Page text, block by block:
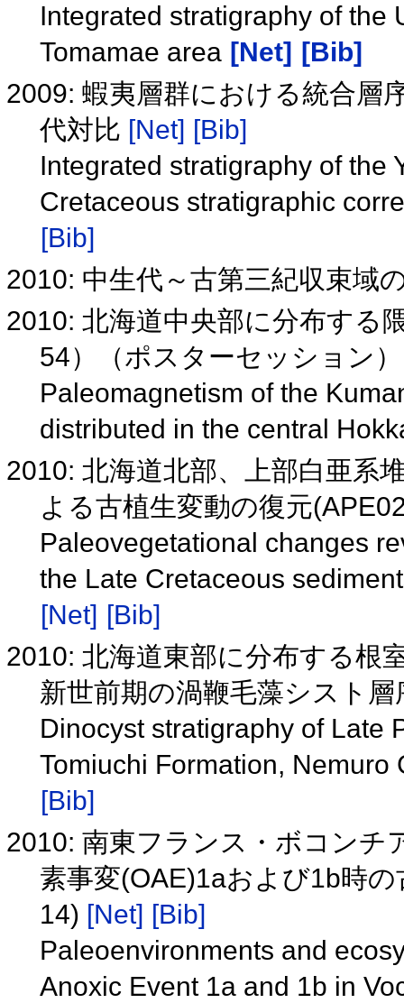
Integrated stratigraphy of the
Tomamae area [Net] [Bib]
2009: 蝦夷層群における統合層
代対比 [Net] [Bib]
Integrated stratigraphy of the
Cretaceous stratigraphic
[Bib]
2010: 中生代～古第三紀収束域
2010: 北海道中央部に分布する
54）（ポスターセッション
Paleomagnetism of the
distributed in the central
2010: 北海道北部、上部白亜系
よる古植生変動の復元
Paleovegetational changes
the Late Cretaceous
[Net] [Bib]
2010: 北海道東部に分布する根
新世前期の渦鞭毛藻シスト
Dinocyst stratigraphy of Late
Tomiuchi Formation,
[Bib]
2010: 南東フランス・ボコンチ
素事変(OAE)1aおよび1b時
14) [Net] [Bib]
Paleoenvironments and
Anoxic Event 1a and 1b in